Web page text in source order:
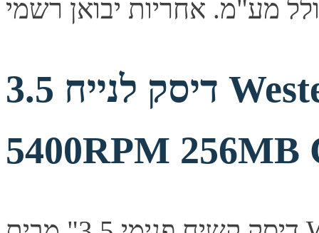
דיסק לנייח 3.5 Western Digital 6TB Purple
5400RPM 256MB